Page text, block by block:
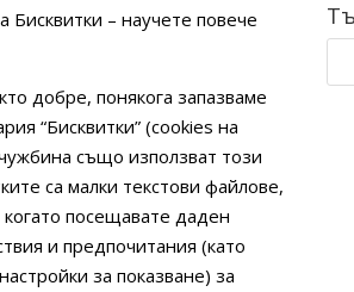
Бисквитки – научете повече
добре, понякога запазваме
“Бисквитки” (cookies на
също използват този
са малки текстови файлове,
посещавате даден
и предпочитания (като
за показване) за